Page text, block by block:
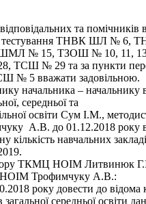
та помічників
тестування ТНВК ШЛ № 6,
№ 15, ТЗОШ № 10, 11, 13,
ТСШ № 29 та за пункти
№ 5 вважати задовільною.
начальника – начальнику
середньої та
освіти Сум І.М.,
А.В. до 01.12.2018 року
кількість навчальних
ТКМЦ НОІМ Литвинюк
Трофимчуку А.В.:
року довести до відома
загальної середньої освіти